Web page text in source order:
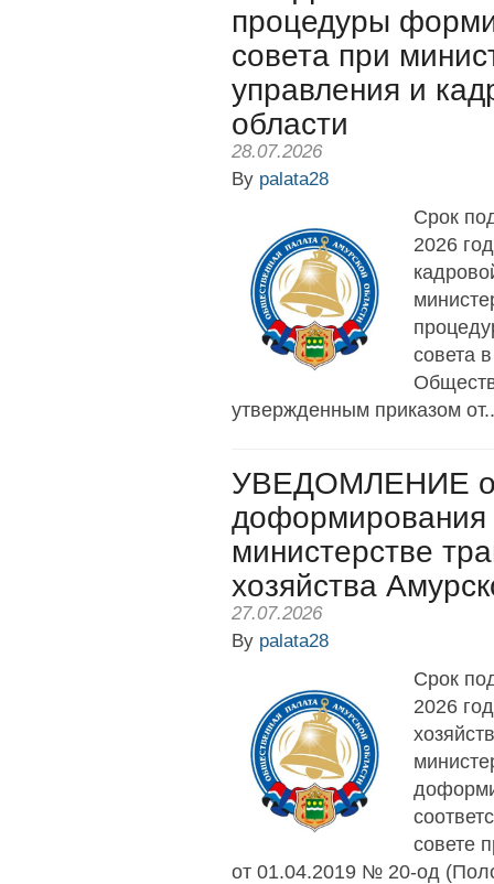
процедуры
совета при
управления и
области
28.07.2026
By palata28
Срок
2026
совета
утвержденным приказом
УВЕДОМЛЕНИЕ о
доформирования
министерстве
хозяйства
27.07.2026
By palata28
Срок
2026
совете
от 01.04.2019 № 20-од